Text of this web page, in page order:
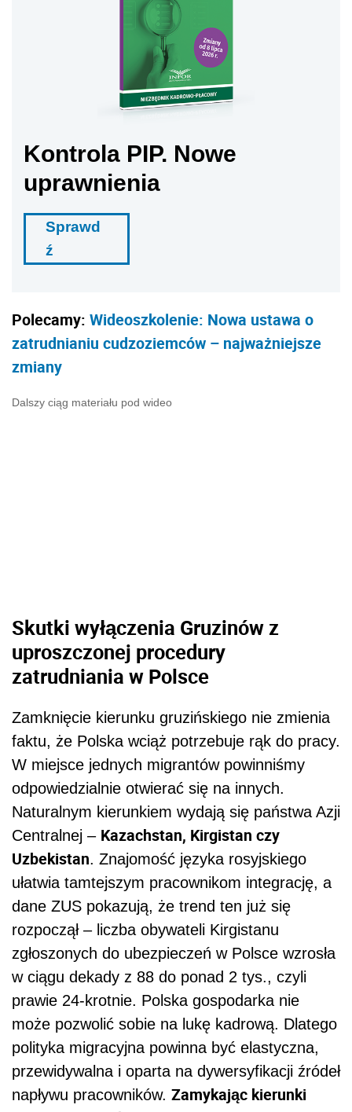
Kontrola PIP. Nowe
uprawnienia
Sprawd
ź
Polecamy: Wideoszkolenie: Nowa ustawa o
zatrudnianiu cudzoziemców – najważniejsze
zmiany
Dalszy ciąg materiału pod wideo
Skutki wyłączenia Gruzinów z
uproszczonej procedury
zatrudniania w Polsce
Zamknięcie kierunku gruzińskiego nie zmienia
faktu, że Polska wciąż potrzebuje rąk do pracy.
W miejsce jednych migrantów powinniśmy
odpowiedzialnie otwierać się na innych.
Naturalnym kierunkiem wydają się państwa Azji
Centralnej – Kazachstan, Kirgistan czy
Uzbekistan. Znajomość języka rosyjskiego
ułatwia tamtejszym pracownikom integrację, a
dane ZUS pokazują, że trend ten już się
rozpoczął – liczba obywateli Kirgistanu
zgłoszonych do ubezpieczeń w Polsce wzrosła
w ciągu dekady z 88 do ponad 2 tys., czyli
prawie 24-krotnie. Polska gospodarka nie
może pozwolić sobie na lukę kadrową. Dlatego
polityka migracyjna powinna być elastyczna,
przewidywalna i oparta na dywersyfikacji źródeł
napływu pracowników. Zamykając kierunki